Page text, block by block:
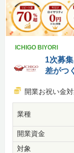
ICHIGO BIYORI
1次募
差がつ
開業お祝い金
業種
開業資金
対象